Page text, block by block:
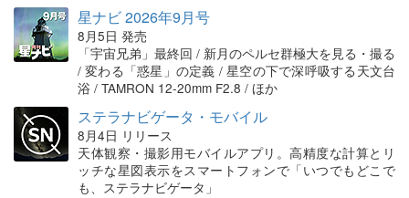
星ナビ 2026年9月号
8月5日 発売
「宇宙兄弟」最終回 / 新月のペルセ群極大を見る・撮る
/ 変わる「惑星」の定義 / 星空の下で深呼吸する天文台
浴 / TAMRON 12-20mm F2.8 / ほか
ステラナビゲータ・モバイル
8月4日 リリース
天体観察・撮影用モバイルアプリ。高精度な計算とリ
ッチな星図表示をスマートフォンで「いつでもどこで
も、ステラナビゲータ」